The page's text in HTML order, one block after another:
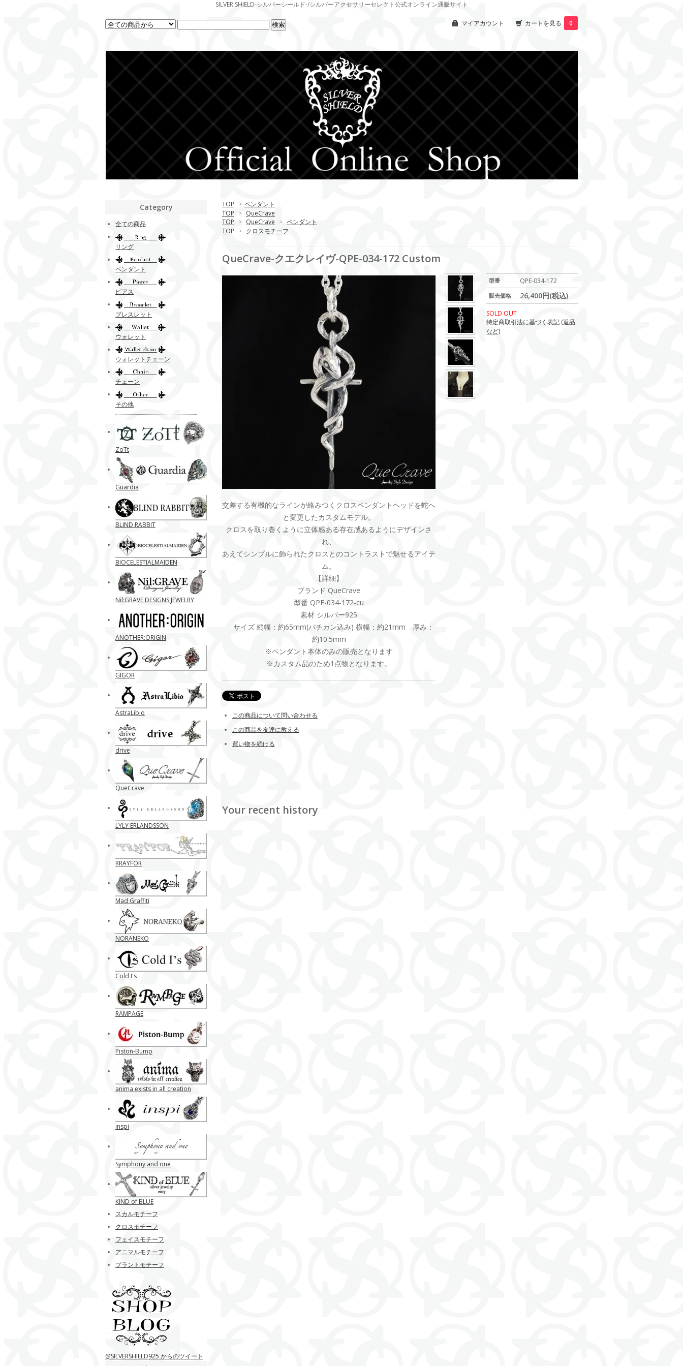
SILVER SHIELD-シルバーシールド-/シルバーアクセサリーセレクト公式オンライン通販サイト
マイアカウント カートを見る 0
TOP > ペンダント
TOP > QueCrave
TOP > QueCrave > ペンダント
TOP > クロスモチーフ
QueCrave-クエクレイヴ-QPE-034-172 Custom
型番 QPE-034-172
販売価格 26,400円(税込)
SOLD OUT
特定商取引法に基づく表記 (返品
など)
交差する有機的なラインが絡みつくクロスペンダントヘッドを蛇へ
と変更したカスタムモデル。
クロスを取り巻くように立体感ある存在感あるようにデザインさ
れ、
あえてシンプルに飾られたクロスとのコントラストで魅せるアイテ
ム。
【詳細】
ブランド QueCrave
型番 QPE-034-172-cu
素材 シルバー925
サイズ 縦幅：約65mm(バチカン込み) 横幅：約21mm 厚み：
約10.5mm
※ペンダント本体のみの販売となります
※カスタム品のため1点物となります。
この商品について問い合わせる
この商品を友達に教える
買い物を続ける
Your recent history
Category
全ての商品
リング
ペンダント
ピアス
ブレスレット
ウォレット
ウォレットチェーン
チェーン
その他
ZoTt
Guardia
BLIND RABBIT
BIOCELESTIALMAIDEN
Nil:GRAVE DESIGNS JEWELRY
ANOTHER:ORIGIN
GIGOR
AstraLibio
drive
QueCrave
LYLY ERLANDSSON
RRAYFOR
Mad Graffiti
NORANEKO
Cold I's
RAMPAGE
Piston-Bump
anima exists in all creation
inspi
Symphony and one
KIND of BLUE
スカルモチーフ
クロスモチーフ
フェイスモチーフ
アニマルモチーフ
プラントモチーフ
@SILVERSHIELD925 からのツイート